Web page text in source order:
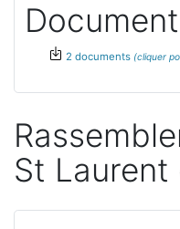
2 documents
St Laurent